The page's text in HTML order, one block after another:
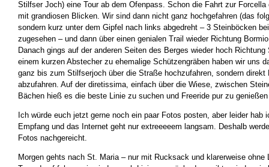
Stilfser Joch) eine Tour ab dem Ofenpass. Schon die Fahrt zur
mit grandiosen Blicken. Wir sind dann nicht ganz hochgefahren (das
sondern kurz unter dem Gipfel nach links abgedreht – 3 Steinböcken
zugesehen – und dann über einen genialen Trail wieder Richtung
Danach gings auf der anderen Seiten des Berges wieder hoch
einem kurzen Abstecher zu ehemalige Schützengräben haben wir uns
ganz bis zum Stilfserjoch über die Straße hochzufahren, sondern direkt
abzufahren. Auf der diretissima, einfach über die Wiese, zwischen
Bächen hieß es die beste Linie zu suchen und Freeride pur zu
Ich würde euch jetzt gerne noch ein paar Fotos posten, aber leider hab
Empfang und das Internet geht nur extreeeeem langsam. Deshalb
Fotos nachgereicht.
Morgen gehts nach St. Maria – nur mit Rucksack und klarerweise ohne